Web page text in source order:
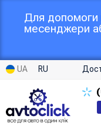
Для допомоги
месенджери
UA RU